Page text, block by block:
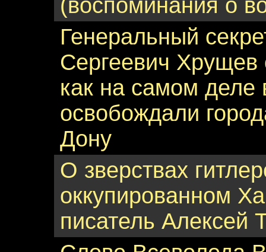
(воспоминания о
Генеральный
Сергеевич Хрущев
как на самом деле
освобождали
Дону
О зверствах
оккупированном
писатель Алексей